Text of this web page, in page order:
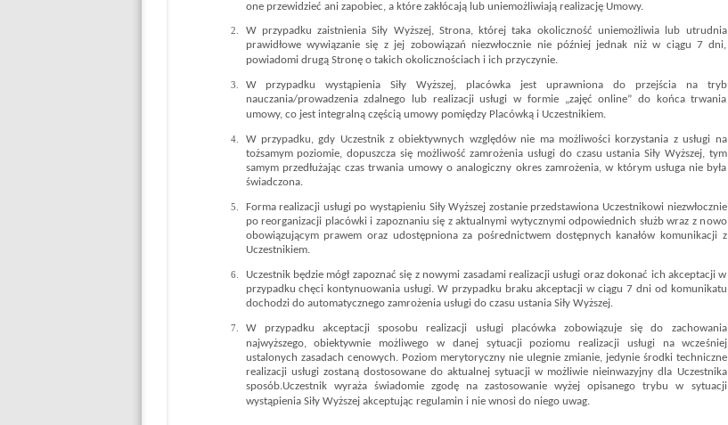
one przewidzieć ani zapobiec, a które zakłócają lub uniemożliwiają realizację Umowy.
W przypadku zaistnienia Siły Wyższej, Strona, której taka okoliczność uniemożliwia lub utrudnia
prawidłowe wywiązanie się z jej zobowiązań niezwłocznie nie później jednak niż w ciągu 7 dni,
powiadomi drugą Stronę o takich okolicznościach i ich przyczynie.
W przypadku wystąpienia Siły Wyższej, placówka jest uprawniona do przejścia na tryb
nauczania/prowadzenia zdalnego lub realizacji usługi w formie „zajęć online” do końca trwania
umowy, co jest integralną częścią umowy pomiędzy Placówką i Uczestnikiem.
W przypadku, gdy Uczestnik z obiektywnych względów nie ma możliwości korzystania z usługi na
tożsamym poziomie, dopuszcza się możliwość zamrożenia usługi do czasu ustania Siły Wyższej, tym
samym przedłużając czas trwania umowy o analogiczny okres zamrożenia, w którym usługa nie była
świadczona.
Forma realizacji usługi po wystąpieniu Siły Wyższej zostanie przedstawiona Uczestnikowi niezwłocznie
po reorganizacji placówki i zapoznaniu się z aktualnymi wytycznymi odpowiednich służb wraz z nowo
obowiązującym prawem oraz udostępniona za pośrednictwem dostępnych kanałów komunikacji z
Uczestnikiem.
Uczestnik będzie mógł zapoznać się z nowymi zasadami realizacji usługi oraz dokonać ich akceptacji w
przypadku chęci kontynuowania usługi. W przypadku braku akceptacji w ciągu 7 dni od komunikatu
dochodzi do automatycznego zamrożenia usługi do czasu ustania Siły Wyższej.
W przypadku akceptacji sposobu realizacji usługi placówka zobowiązuje się do zachowania
najwyższego, obiektywnie możliwego w danej sytuacji poziomu realizacji usługi na wcześniej
ustalonych zasadach cenowych. Poziom merytoryczny nie ulegnie zmianie, jedynie środki techniczne
realizacji usługi zostaną dostosowane do aktualnej sytuacji w możliwie nieinwazyjny dla Uczestnika
sposób. Uczestnik wyraża świadomie zgodę na zastosowanie wyżej opisanego trybu w sytuacji
wystąpienia Siły Wyższej akceptując regulamin i nie wnosi do niego uwag.